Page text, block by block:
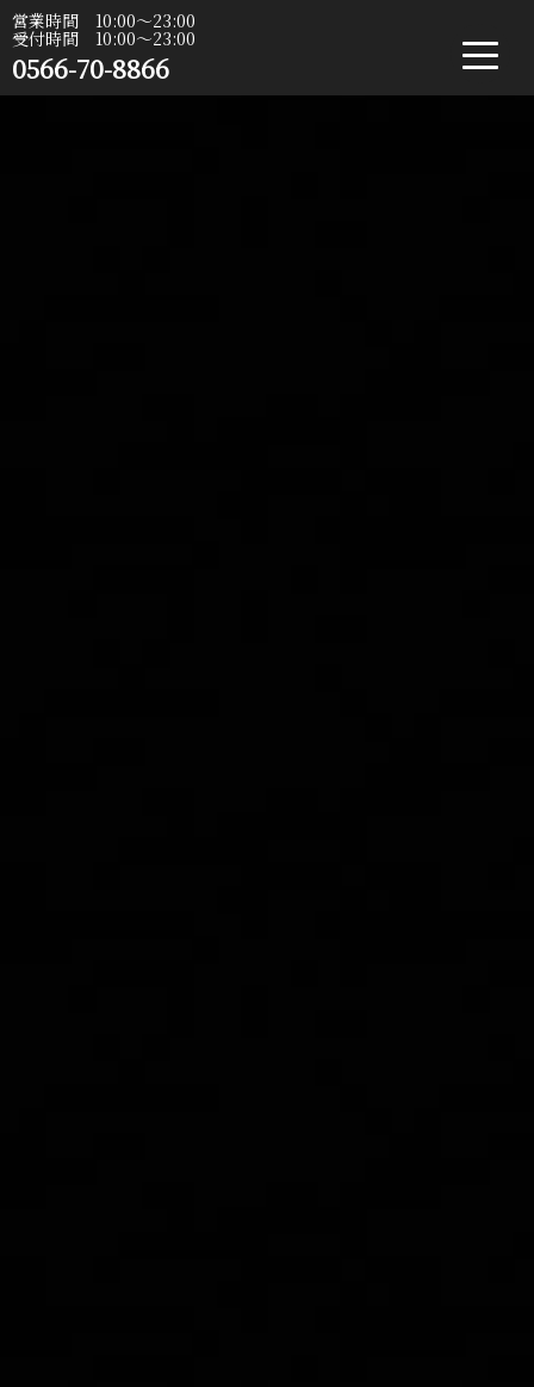
営業時間 10:00〜23:00
受付時間 10:00〜23:00
0566-70-8866